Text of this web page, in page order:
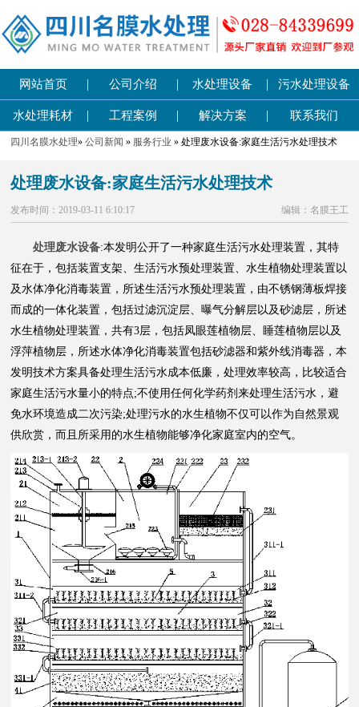
网站首页 | 公司介绍 | 水处理设备 | 污水处理设备
水处理耗材 | 工程案例 | 解决方案 | 联系我们
四川名膜水处理»公司新闻 » 服务行业 » 处理废水设备:家庭生活污水处理技术
处理废水设备:家庭生活污水处理技术
发布时间：2019-03-11 6:10:17 编辑：名膜王工
处理废水设备:本发明公开了一种家庭生活污水处理装置，其特
征在于，包括装置支架、生活污水预处理装置、水生植物处理装置以
及水体净化消毒装置，所述生活污水预处理装置，由不锈钢薄板焊接
而成的一体化装置，包括过滤沉淀层、曝气分解层以及砂滤层，所述
水生植物处理装置，共有3层，包括凤眼莲植物层、睡莲植物层以及
浮萍植物层，所述水体净化消毒装置包括砂滤器和紫外线消毒器，本
发明技术方案具备处理生活污水成本低廉，处理效率较高，比较适合
家庭生活污水量小的特点;不使用任何化学药剂来处理生活污水，避
免水环境造成二次污染;处理污水的水生植物不仅可以作为自然景观
供欣赏，而且所采用的水生植物能够净化家庭室内的空气。